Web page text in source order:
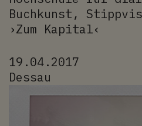
Buchkunst,
›Zum Kapital‹
19.04.2017
Dessau